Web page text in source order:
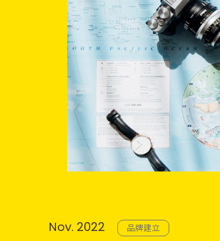
Nov. 2022 品牌建立